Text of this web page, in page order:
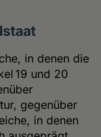
in denen die
19 und 20
gegenüber
in denen